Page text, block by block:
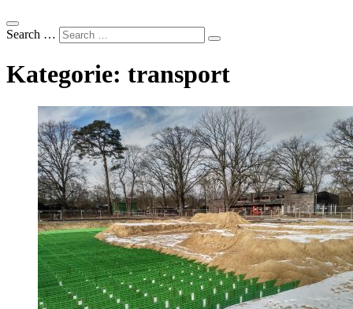
Search …
Kategorie: transport